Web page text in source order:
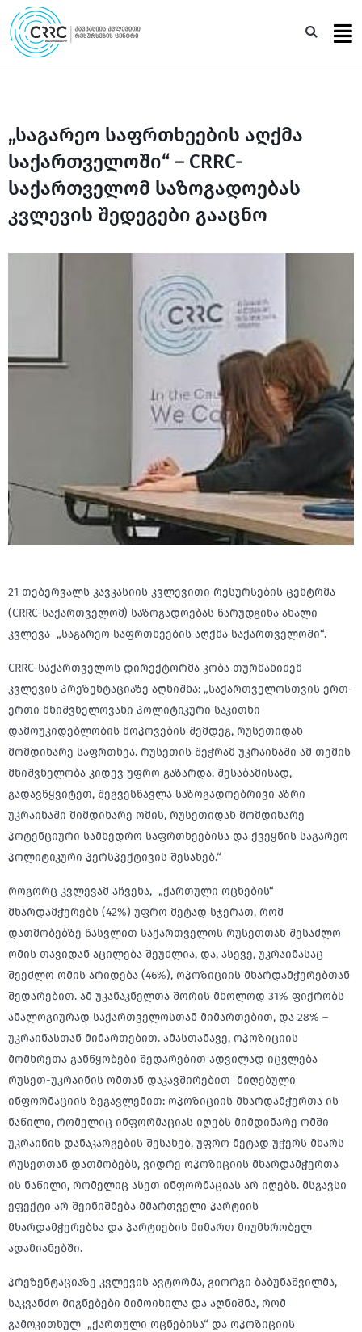
Skip
to
content
„საგარეო საფრთხეების აღქმა
საქართველოში“ – CRRC-
საქართველომ საზოგადოებას
კვლევის შედეგები გააცნო
21 თებერვალს კავკასიის კვლევითი რესურსების ცენტრმა
(CRRC-საქართველომ) საზოგადოებას წარუდგინა ახალი
კვლევა „საგარეო საფრთხეების აღქმა საქართველოში“.
CRRC-საქართველოს დირექტორმა კობა თურმანიძემ
კვლევის პრეზენტაციაზე აღნიშნა: „საქართველოსთვის ერთ-
ერთი მნიშვნელოვანი პოლიტიკური საკითხი
დამოუკიდებლობის მოპოვების შემდეგ, რუსეთიდან
მომდინარე საფრთხეა. რუსეთის შეჭრამ უკრაინაში ამ თემის
მნიშვნელობა კიდევ უფრო გაზარდა. შესაბამისად,
გადავწყვიტეთ, შეგვესწავლა საზოგადოებრივი აზრი
უკრაინაში მიმდინარე ომის, რუსეთიდან მომდინარე
პოტენციური სამხედრო საფრთხეებისა და ქვეყნის საგარეო
პოლიტიკური პერსპექტივის შესახებ.“
როგორც კვლევამ აჩვენა, „ქართული ოცნების“
მხარდამჭერებს (42%) უფრო მეტად სჯერათ, რომ
დათმობებზე წასვლით საქართველოს რუსეთთან შესაძლო
ომის თავიდან აცილება შეუძლია, და, ასევე, უკრაინასაც
შეეძლო ომის არიდება (46%), ოპოზიციის მხარდამჭერებთან
შედარებით. ამ უკანაკნელთა შორის მხოლოდ 31% ფიქრობს
ანალოგიურად საქართველოსთან მიმართებით, და 28% –
უკრაინასთან მიმართებით. ამასთანავე, ოპოზიციის
მომხრეთა განწყობები შედარებით ადვილად იცვლება
რუსეთ-უკრაინის ომთან დაკავშირებით მიღებული
ინფორმაციის ზეგავლენით: ოპოზიციის მხარდამჭერთა ის
ნაწილი, რომელიც ინფორმაციას იღებს მიმდინარე ომში
უკრაინის დანაკარგების შესახებ, უფრო მეტად უჭერს მხარს
რუსეთთან დათმობებს, ვიდრე ოპოზიციის მხარდამჭერთა
ის ნაწილი, რომელიც ასეთ ინფორმაციას არ იღებს. მსგავსი
ეფექტი არ შეინიშნება მმართველი პარტიის
მხარდამჭერებსა და პარტიების მიმართ მიუმხრობელ
ადამიანებში.
პრეზენტაციაზე კვლევის ავტორმა, გიორგი ბაბუნაშვილმა,
საკვანძო მიგნებები მიმოიხილა და აღნიშნა, რომ
გამოკითხულ „ქართული ოცნებისა“ და ოპოზიციის